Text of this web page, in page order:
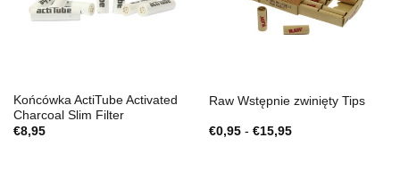
Końcówka ActiTube Activated
Charcoal Slim Filter
€8,95
Raw Wstępnie zwinięty Tips
€0,95 - €15,95Zakres